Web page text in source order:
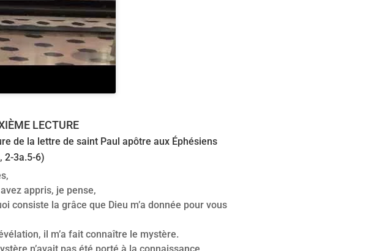
LECTURE
de la lettre de saint Paul apôtre aux Éphésiens
2-3a.5-6)
appris, je pense,
consiste la grâce que Dieu m’a donnée pour vous
il m’a fait connaître le mystère.